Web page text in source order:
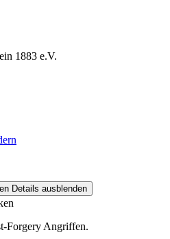
1883 e.V.
Details ausblenden
Forgery Angriffen.